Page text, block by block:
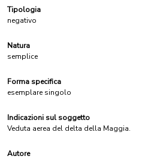
Tipologia
negativo
Natura
semplice
Forma specifica
esemplare singolo
Indicazioni sul soggetto
Veduta aerea del delta della Maggia.
Autore